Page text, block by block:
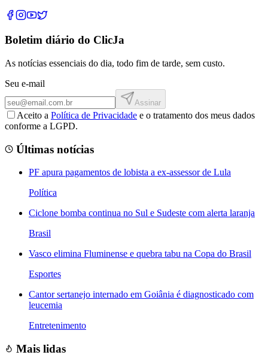
Boletim diário do ClicJa
As notícias essenciais do dia, todo fim de tarde, sem custo.
Seu e-mail
Assinar
Aceito a Política de Privacidade e o tratamento dos meus dados
conforme a LGPD.
Últimas notícias
PF apura pagamentos de lobista a ex-assessor de Lula
Política
Ciclone bomba continua no Sul e Sudeste com alerta laranja
Brasil
Vasco elimina Fluminense e quebra tabu na Copa do Brasil
Esportes
Cantor sertanejo internado em Goiânia é diagnosticado com
leucemia
Entretenimento
Mais lidas